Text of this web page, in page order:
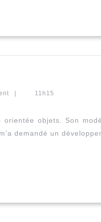
11h15
objets. Son
demandé un